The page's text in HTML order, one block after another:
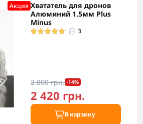
Акция Хвататель для дронов
Алюминий 1.5мм Plus
Minus
3
2 800 грн. -14%
2 420 грн.
В корзину